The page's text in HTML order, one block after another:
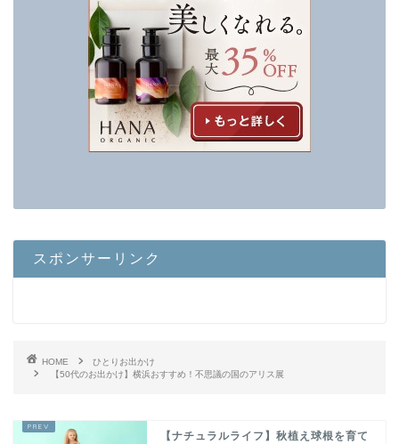
スポンサーリンク
HOME
ひとりお出かけ
【50代のお出かけ】横浜おすすめ！不思議の国のアリス展
【ナチュラルライフ】秋植え球根を育て